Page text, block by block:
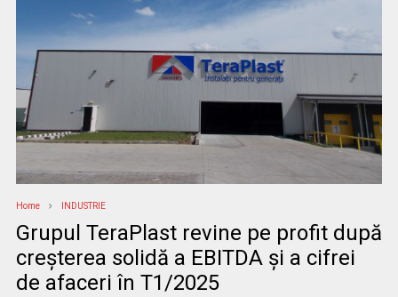
Home INDUSTRIE
Grupul TeraPlast revine pe profit după
creșterea solidă a EBITDA și a cifrei
de afaceri în T1/2025